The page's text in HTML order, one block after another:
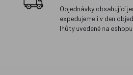
Objednávky obsahující
expedujeme i v den
lhůty uvedené na eshopu